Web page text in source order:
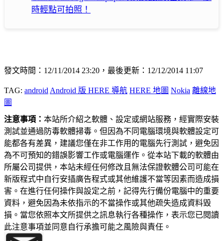
時輕點可拍照！
發文時間：12/11/2014 23:20，最後更新：12/12/2014 11:07
TAG: android Android 版 HERE 導航 HERE 地圖 Nokia 離線地
圖
注意事項： 本站所介紹之軟體、設定或網站服務，經實際安裝
測試並通過防毒軟體掃毒。但因為不同電腦環境與軟體設定可
能都各有差異，建議您僅在非工作用的電腦先行測試，避免因
為不可預知的錯誤影響工作或電腦運作。從本站下載的軟體由
所屬公司提供，本站未經任何修改且無法保證軟體公司可能在
新版程式中自行安插廣告程式或其他維護不當等因素而造成損
害。在進行任何操作與設定之前，記得先行備份電腦中的重要
資料，避免因為未依指示的不當操作或其他疏失造成資料毀
損。當您依照本文所提供之訊息執行各種操作，表示您已閱讀
此注意事項並同意自行承擔可能之風險與責任。